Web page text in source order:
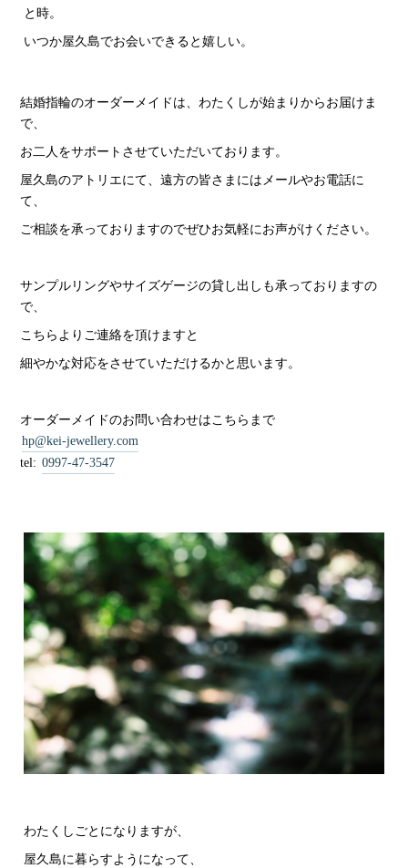
と時。
いつか屋久島でお会いできると嬉しい。
結婚指輪のオーダーメイドは、わたくしが始まりからお届けま
で、
お二人をサポートさせていただいております。
屋久島のアトリエにて、遠方の皆さまにはメールやお電話に
て、
ご相談を承っておりますのでぜひお気軽にお声がけください。
サンプルリングやサイズゲージの貸し出しも承っておりますの
で、
こちらよりご連絡を頂けますと
細やかな対応をさせていただけるかと思います。
オーダーメイドのお問い合わせはこちらまで
hp@kei-jewellery.com
tel: 0997-47-3547
わたくしごとになりますが、
屋久島に暮らすようになって、